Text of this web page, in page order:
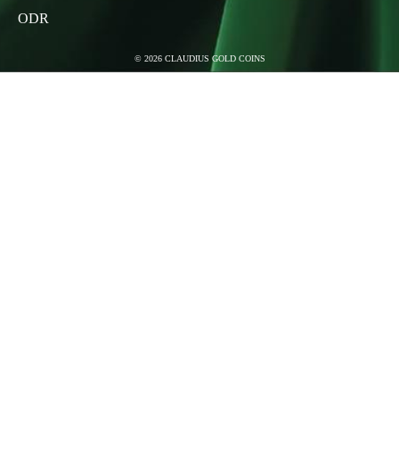
ODR
© 2026 CLAUDIUS GOLD COINS